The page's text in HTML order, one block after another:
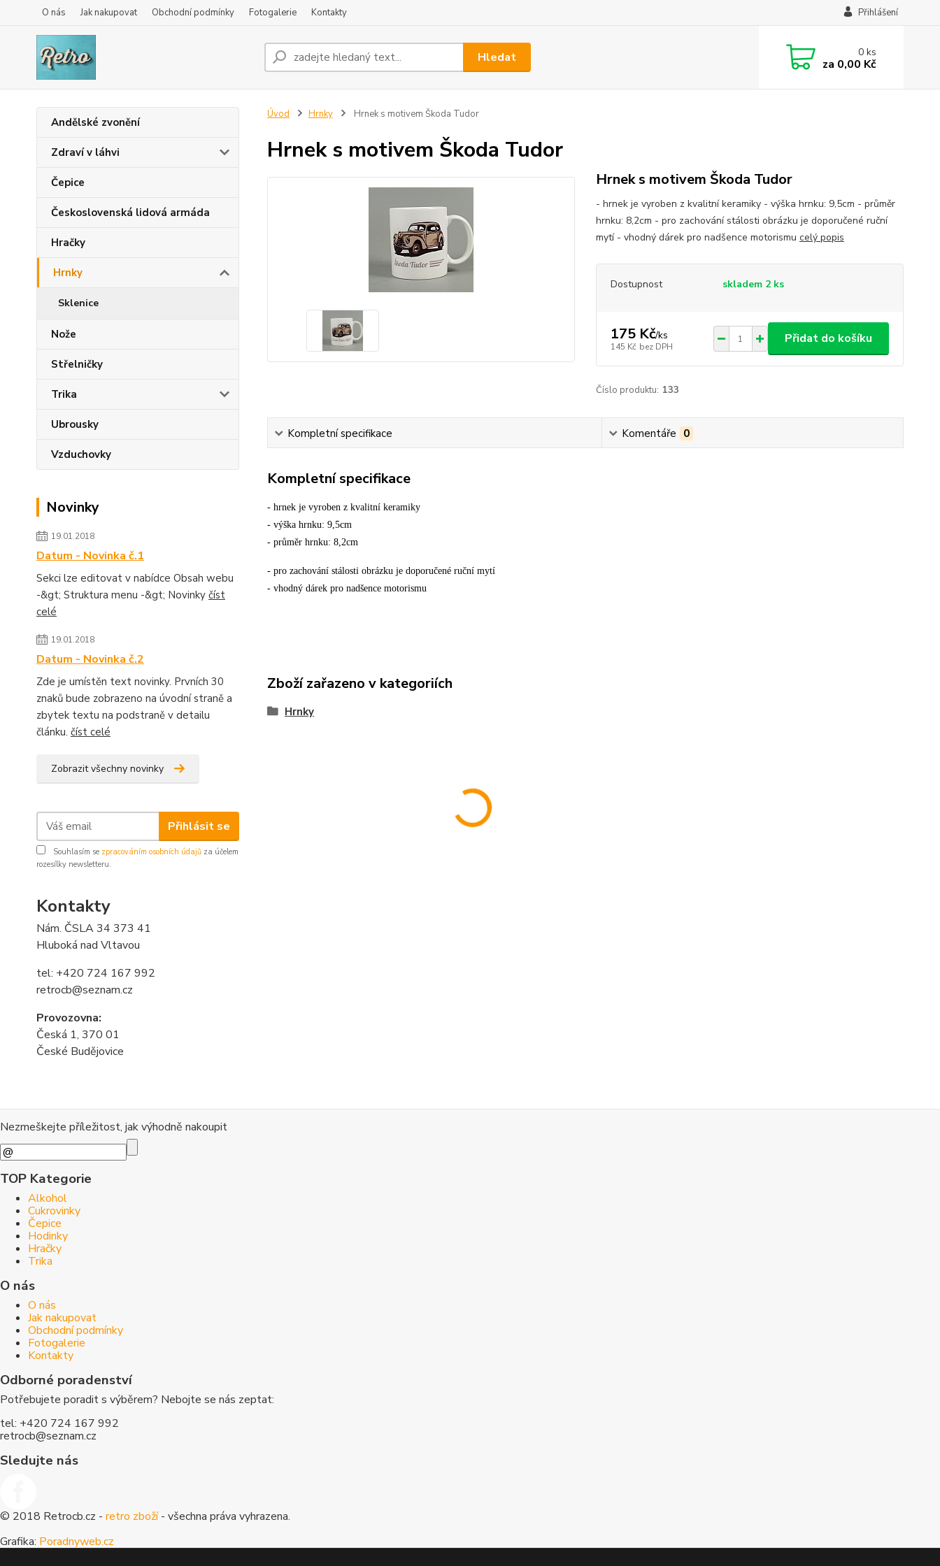
O nás Jak nakupovat Obchodní podmínky Fotogalerie Kontakty Přihlášení
Hledat 0ks
za 0,00 Kč
Andělské zvonění
Zdraví v láhvi
Čepice
Československá lidová armáda
Hračky
Hrnky
Sklenice
Nože
Střelničky
Trika
Ubrousky
Vzduchovky
Novinky
19.01.2018
Datum - Novinka č.1
Sekci lze editovat v nabídce Obsah webu
-&gt; Struktura menu -&gt; Novinky číst
celé
19.01.2018
Datum - Novinka č.2
Zde je umístěn text novinky. Prvních 30
znaků bude zobrazeno na úvodní straně a
zbytek textu na podstraně v detailu
článku. číst celé
Zobrazit všechny novinky
Přihlásit se
Souhlasím se zpracováním osobních údajů za účelem
rozesílky newsletteru.
Kontakty
Nám. ČSLA 34 373 41
Hluboká nad Vltavou
tel: +420 724 167 992
retrocb@seznam.cz
Provozovna:
Česká 1, 370 01
České Budějovice
Úvod Hrnky Hrnek s motivem Škoda Tudor
Hrnek s motivem Škoda Tudor
Hrnek s motivem Škoda Tudor
- hrnek je vyroben z kvalitní keramiky - výška hrnku: 9,5cm - průměr
hrnku: 8,2cm - pro zachování stálosti obrázku je doporučené ruční
mytí - vhodný dárek pro nadšence motorismu celý popis
Dostupnost skladem 2 ks
175 Kč/ks
145 Kč bez DPH
Přidat do košíku
Číslo produktu: 133
Kompletní specifikace Komentáře 0
Kompletní specifikace
- hrnek je vyroben z kvalitní keramiky
- výška hrnku: 9,5cm
- průměr hrnku: 8,2cm
- pro zachování stálosti obrázku je doporučené ruční mytí
- vhodný dárek pro nadšence motorismu
Zboží zařazeno v kategoriích
Hrnky
Nezmeškejte příležitost, jak výhodně nakoupit
TOP Kategorie
Alkohol
Cukrovinky
Čepice
Hodinky
Hračky
Trika
O nás
O nás
Jak nakupovat
Obchodní podmínky
Fotogalerie
Kontakty
Odborné poradenství
Potřebujete poradit s výběrem? Nebojte se nás zeptat:
tel: +420 724 167 992
retrocb@seznam.cz
Sledujte nás
© 2018 Retrocb.cz - retro zboží- všechna práva vyhrazena.
Grafika: Poradnyweb.cz